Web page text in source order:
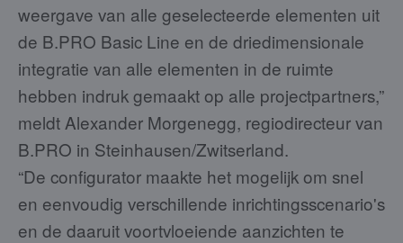
weergave van alle geselecteerde elementen uit
de B.PRO Basic Line en de driedimensionale
integratie van alle elementen in de ruimte
hebben indruk gemaakt op alle projectpartners,”
meldt Alexander Morgenegg, regiodirecteur van
B.PRO in Steinhausen/Zwitserland.
“De configurator maakte het mogelijk om snel
en eenvoudig verschillende inrichtingsscenario's
en de daaruit voortvloeiende aanzichten te